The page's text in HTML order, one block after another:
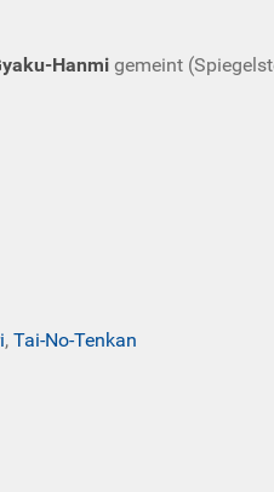
Hanmi gemeint
, Tai-No-Tenkan